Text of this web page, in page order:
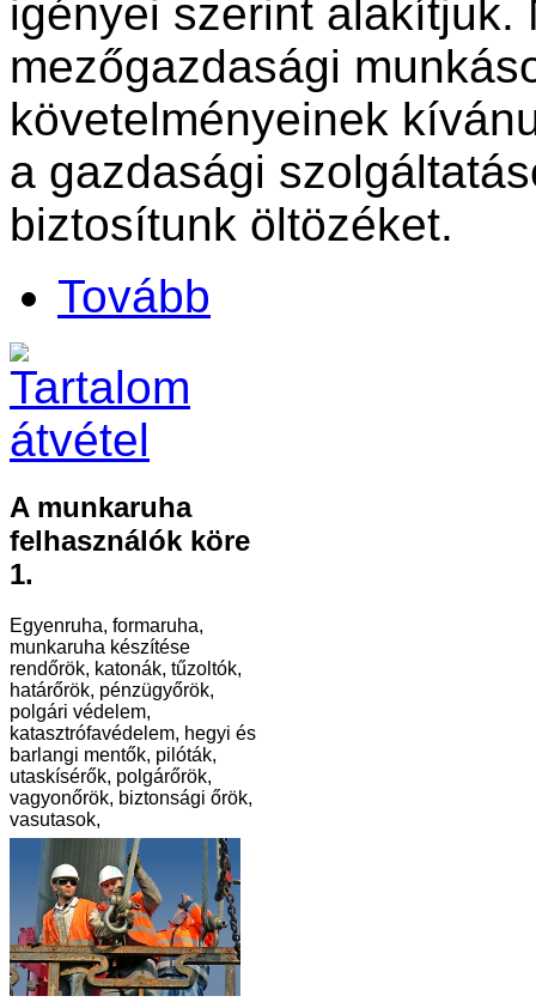
igényei szerint alakítjuk.
mezőgazdasági
követelményeinek
a gazdasági
biztosítunk öltözéket.
Tovább
A munkaruha
felhasználók köre
1.
Egyenruha, formaruha,
munkaruha készítése
rendőrök, katonák, tűzoltók,
határőrök, pénzügyőrök,
polgári védelem,
katasztrófavédelem, hegyi és
barlangi mentők, pilóták,
utaskísérők, polgárőrök,
vagyonőrök, biztonsági őrök,
vasutasok,